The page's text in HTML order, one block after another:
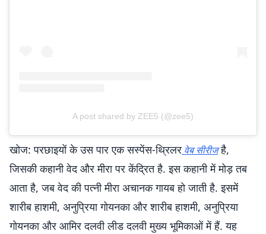
A post shared by ZEE5 (@zee5)
खोज: परछाइयों के उस पार एक सस्पेंस-थ्रिलर वेब सीरीजहै,
जिसकी कहानी वेद और मीरा पर केंद्रित है. इस कहानी में मोड़ तब
आता है, जब वेद की पत्नी मीरा अचानक गायब हो जाती है. इसमें
शारीब हाशमी, अनुप्रिया गोयनका और शारीब हाशमी, अनुप्रिया
गोयनका और आमिर दलवी लीड दलवी मुख्य भूमिकाओं में हैं. यह